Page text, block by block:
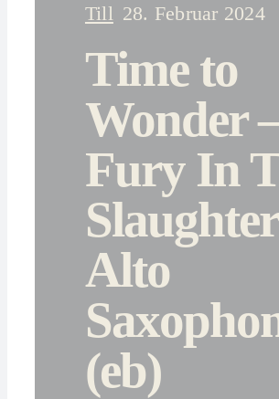
Till 28. Februar 2024
Time to
Wonder
Fury In
Alto
(eb)